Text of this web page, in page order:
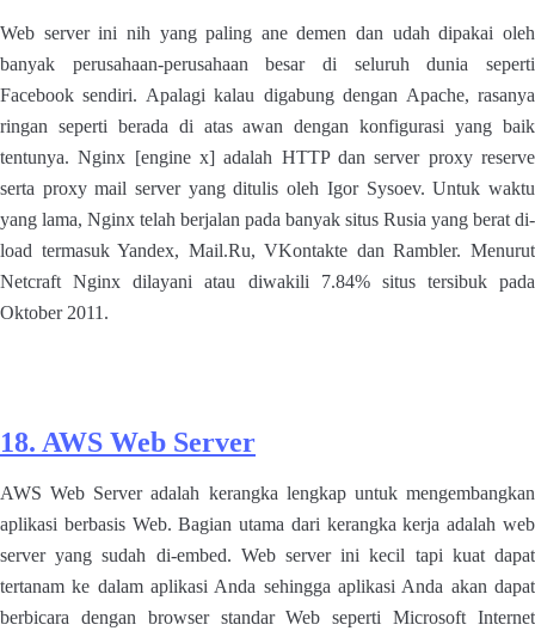
Web server ini nih yang paling ane demen dan udah dipakai oleh
banyak perusahaan-perusahaan besar di seluruh dunia seperti
Facebook sendiri. Apalagi kalau digabung dengan Apache, rasanya
ringan seperti berada di atas awan dengan konfigurasi yang baik
tentunya. Nginx [engine x] adalah HTTP dan server proxy reserve
serta proxy mail server yang ditulis oleh Igor Sysoev. Untuk waktu
yang lama, Nginx telah berjalan pada banyak situs Rusia yang berat di-
load termasuk Yandex, Mail.Ru, VKontakte dan Rambler. Menurut
Netcraft Nginx dilayani atau diwakili 7.84% situs tersibuk pada
Oktober 2011.
18. AWS Web Server
AWS Web Server adalah kerangka lengkap untuk mengembangkan
aplikasi berbasis Web. Bagian utama dari kerangka kerja adalah web
server yang sudah di-embed. Web server ini kecil tapi kuat dapat
tertanam ke dalam aplikasi Anda sehingga aplikasi Anda akan dapat
berbicara dengan browser standar Web seperti Microsoft Internet